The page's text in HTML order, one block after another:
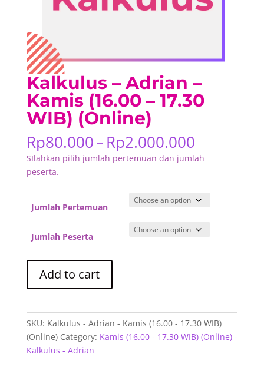
Kalkulus – Adrian –
Kamis (16.00 – 17.30
WIB) (Online)
Rp80.000–Rp2.000.000Price
range:
Rp80.000
SIlahkan pilih jumlah pertemuan dan jumlah
peserta.
Jumlah Pertemuan
Jumlah Peserta
Kamis
(16.00
-
Add to cart
SKU: Kalkulus - Adrian - Kamis (16.00 - 17.30 WIB)
(Online) Category: Kamis (16.00 - 17.30 WIB) (Online) -
Kalkulus - Adrian